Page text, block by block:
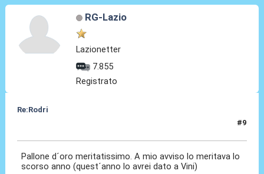
RG-Lazio
Lazionetter
7.855
Registrato
Re:Rodri
#9
Pallone d´oro meritatissimo. A mio avviso lo meritava lo
scorso anno (quest´anno lo avrei dato a Vini)